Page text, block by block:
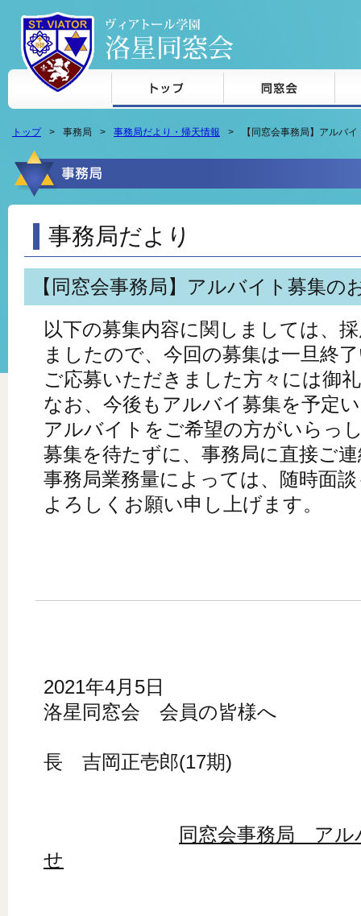
本文へジャンプ
トップ 事務局 事務局だより・帰天情報 【同窓会事務局】アルバ
事務局だより
【同窓会事務局】アルバイト募集の
以下の募集内容に関しましては、
ましたので、今回の募集は一旦終
ご応募いただきました方々には御
なお、今後もアルバイ募集を予定
アルバイトをご希望の方がいらっ
募集を待たずに、事務局に直接ご
事務局業務量によっては、随時面
よろしくお願い申し上げます。
2021年4月5日
洛星同窓会 会員の皆様へ
長 吉岡正壱郎(17期)
同窓会事務局 アル
せ